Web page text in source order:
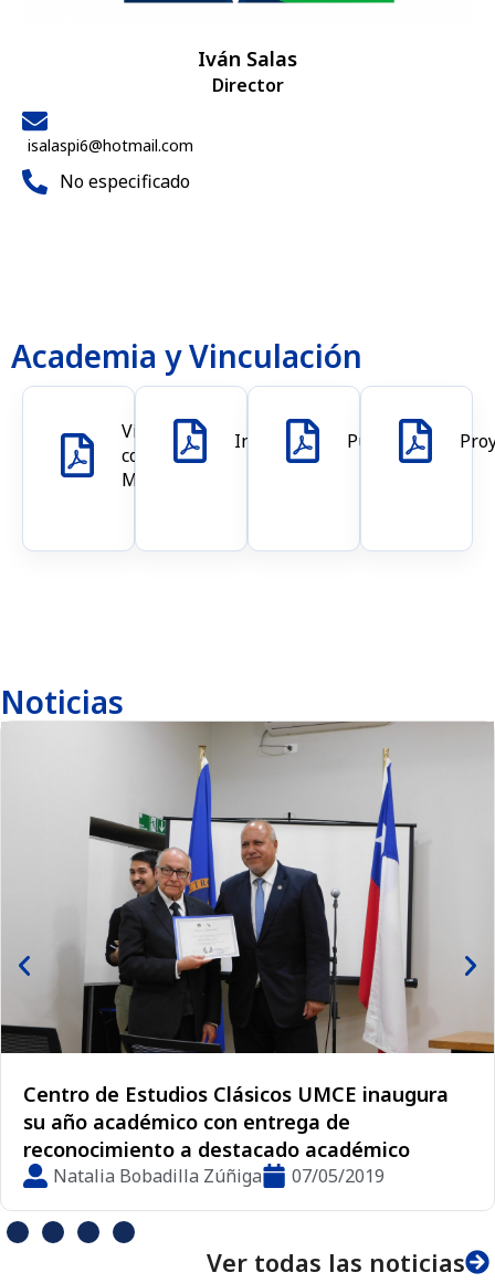
Iván Salas
Director
isalaspi6@hotmail.com
No especificado
Academia y Vinculación
Vinculación
con el
Medio
Investigación Publicaciones
Noticias
Centro de Estudios Clásicos UMCE inaugura
su año académico con entrega de
reconocimiento a destacado académico
Natalia Bobadilla Zúñiga 07/05/2019
Ver todas las noticias